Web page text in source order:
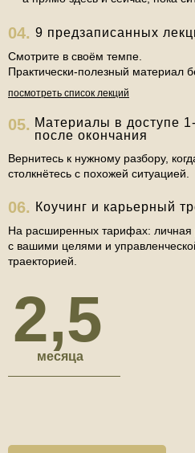
04.
Смотрите в своём темпе.
Практически-полезный материал
05.
Вернитесь к нужному разбору,
столкнётесь с похожей ситуацией.
посмотреть список лекций
06.
На расширенных тарифах: личная
с вашими целями и
траекторией.
2,5
месяца
9 предзаписанных
Материалы в доступе
после окончания
Коучинг и карьерный